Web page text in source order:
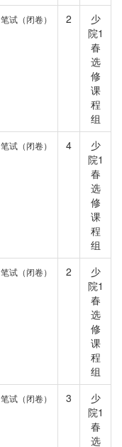
笔试（闭卷） 2
少
院1
春
选
修
课
程
组
笔试（闭卷） 4
少
院1
春
选
修
课
程
组
笔试（闭卷） 2
少
院1
春
选
修
课
程
组
笔试（闭卷） 3
少
院1
春
选